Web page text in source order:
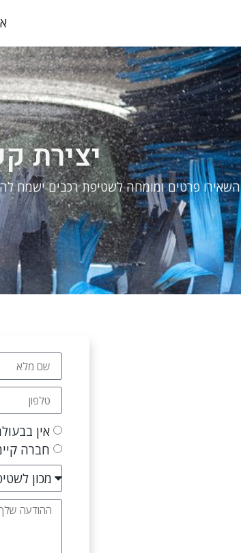
יצירת
השאירו פרטים ומומחה לשטיפת רכבים ישמח
אין
חברה